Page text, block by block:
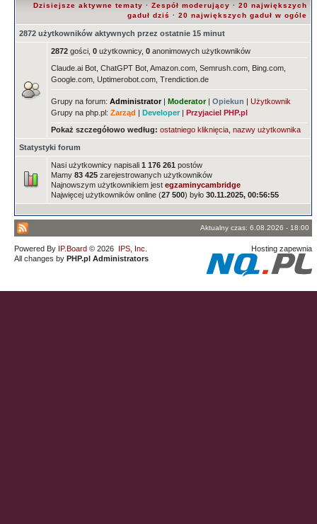
Dzisiejsze aktywne tematy · Zespół moderujący · 20 największych
gaduł dziś · 20 największych gaduł w ogóle
2872 użytkowników aktywnych przez ostatnie 15 minut
2872 gości, 0 użytkownicy, 0 anonimowych użytkowników
Claude.ai Bot, ChatGPT Bot, Amazon.com, Semrush.com, Bing.com,
Google.com, Uptimerobot.com, Trendiction.de
Grupy na forum: Administrator| Moderator| Opiekun | Użytkownik
Grupy na php.pl: Zarząd | Developer| Przyjaciel PHP.pl
Pokaż szczegółowo według: ostatniego kliknięcia nazwy użytkownika
Statystyki forum
Nasi użytkownicy napisali 1 176 261 postów
Mamy 83 425 zarejestrowanych użytkowników
Najnowszym użytkownikiem jest egzaminycambridge
Najwięcej użytkowników online (27 500) było 30.11.2025, 00:56:55
Aktualny czas: 6.08.2026 - 18:00
Powered By IP.Board © 2026 IPS, Inc
All changes by PHP.pl Administrators
Hosting zapewnia